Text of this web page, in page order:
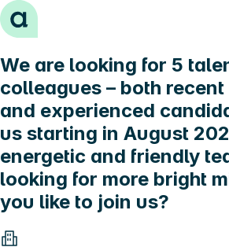
Hopp til innhold
We are looking for 5
colleagues – both
and experienced
us starting in August
energetic and friendly
looking for more bright
you like to join us?